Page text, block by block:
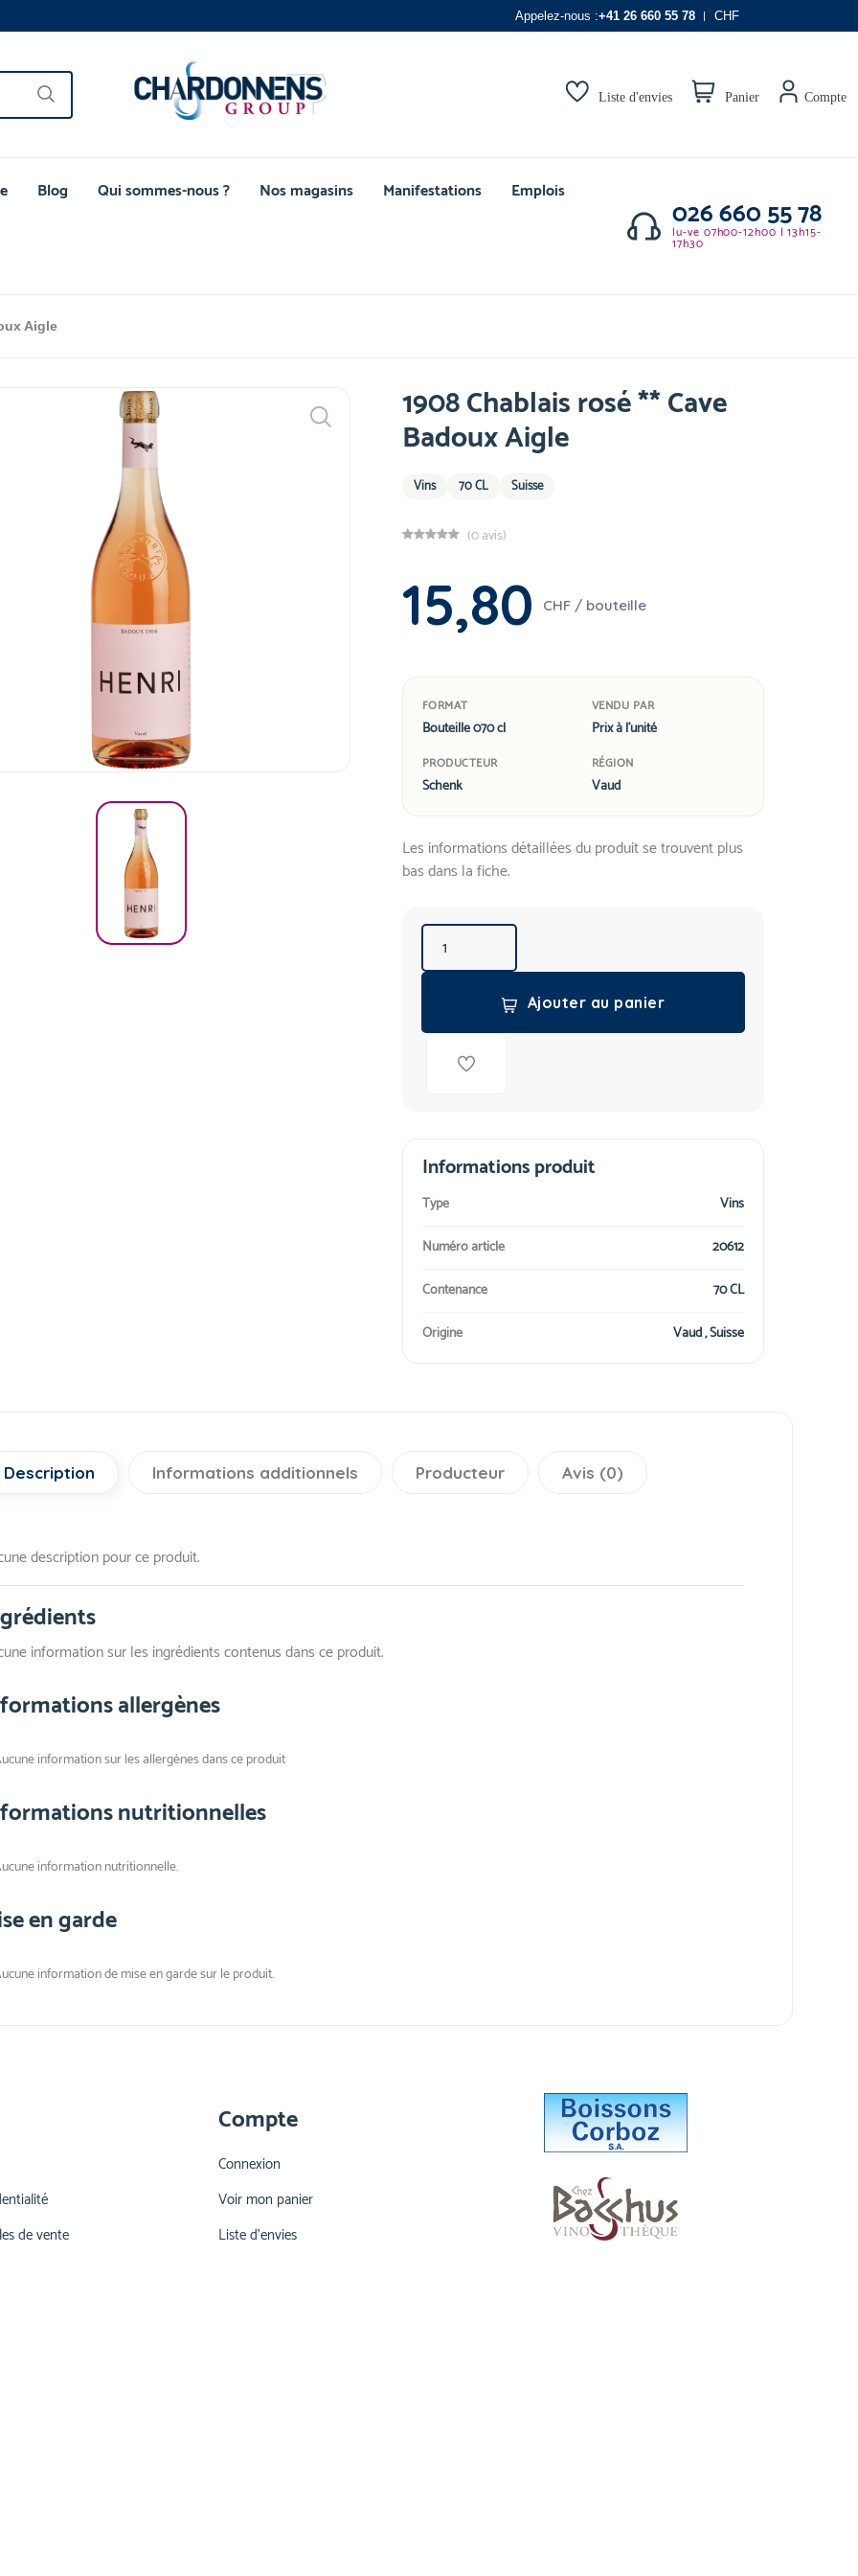
Appelez-nous :+41 26 660 55 78 CHF
Liste d'envies Panier Compte
Blog Qui sommes-nous ? Nos magasins Manifestations Emplois
026 660 55 78
lu-ve 07h00-12h00 | 13h15-
17h30
Aigle
1908 Chablais rosé ** Cave
Badoux Aigle
Vins 70 CL Suisse
(0 avis)
15,80 CHF / bouteille
FORMAT
Bouteille 070 cl
VENDU PAR
Prix à l'unité
PRODUCTEUR
Schenk
RÉGION
Vaud
Les informations détaillées du produit se trouvent plus
bas dans la fiche.
Ajouter au panier
Informations produit
Type
Vins
Numéro article
20612
Contenance
70 CL
Origine
Vaud , Suisse
Description Informations additionnels Producteur Avis (0)
description pour ce produit.
information sur les ingrédients contenus dans ce produit.
allergènes
information sur les allergènes dans ce produit
nutritionnelles
information nutritionnelle.
en garde
information de mise en garde sur le produit.
de vente
Compte
Connexion
Voir mon panier
Liste d'envies